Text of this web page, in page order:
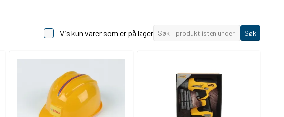
Vis kun varer som er på lager Søk